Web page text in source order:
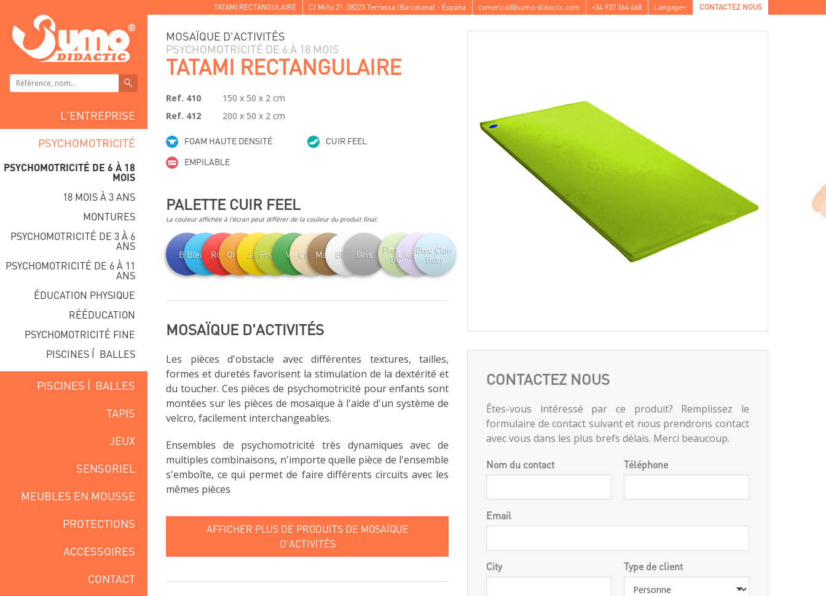
TATAMI RECTANGULAIRE C/ Miño 21 , 08223 Terrassa (Barcelona) - España comercial@sumo-didactic.com +34 937 364 468 Langage CONTACTEZ NOUS
L'ENTREPRISE
PSYCHOMOTRICITÉ
PSYCHOMOTRICITÉ DE 6 À 18
MOIS
18 MOIS À 3 ANS
MONTURES
PSYCHOMOTRICITÉ DE 3 À 6
ANS
PSYCHOMOTRICITÉ DE 6 À 11
ANS
ÉDUCATION PHYSIQUE
RÉÉDUCATION
PSYCHOMOTRICITÉ FINE
PISCINES Í BALLES
PISCINES Í BALLES
TAPIS
JEUX
SENSORIEL
MEUBLES EN MOUSSE
PROTECTIONS
ACCESSOIRES
CONTACT
MOSAÏQUE D'ACTIVITÉS
PSYCHOMOTRICITÉ DE 6 À 18 MOIS
TATAMI RECTANGULAIRE
Ref. 410
150 x 50 x 2 cm
Ref. 412
200 x 50 x 2 cm
FOAM HAUTE DENSITÉ
CUIR FEEL
EMPILABLE
PALETTE CUIR FEEL
La couleur affichée à l'écran peut différer de la couleur du produit final.
BleuBleu clairRougeOrangeJaunePistacheVertCrèmeMarronBlancGris
Pistache
Baby
Lilas Baby
Bleu Clair
Baby
MOSAÏQUE D'ACTIVITÉS
Les pièces d'obstacle avec différentes textures, tailles,
formes et duretés favorisent la stimulation de la dextérité et
du toucher. Ces pièces de psychomotricité pour enfants sont
montées sur les pièces de mosaïque à l'aide d'un système de
velcro, facilement interchangeables.
Ensembles de psychomotricité très dynamiques avec de
multiples combinaisons, n'importe quelle pièce de l'ensemble
s'emboîte, ce qui permet de faire différents circuits avec les
mêmes pièces
AFFICHER PLUS DE PRODUITS DE MOSAÏQUE
D'ACTIVITÉS
CONTACTEZ NOUS
Êtes-vous intéressé par ce produit? Remplissez le
formulaire de contact suivant et nous prendrons contact
avec vous dans les plus brefs délais. Merci beaucoup.
Nom du contact Téléphone
Email
City Type de client